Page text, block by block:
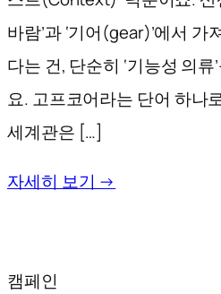
바람’과 ‘기어(gear)’에서
다는 건, 단순히 ‘기능성 의
요. 고프코어라는 단어 하나
세계관은 […]
자세히 보기 →
캠페인